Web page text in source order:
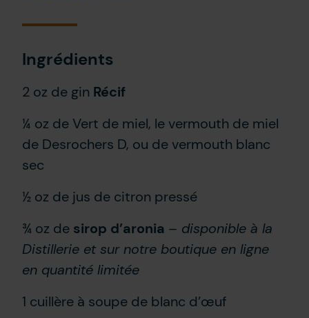
Ingrédients
2 oz de gin Récif
¼ oz de Vert de miel, le vermouth de miel
de Desrochers D, ou de vermouth blanc
sec
½ oz de jus de citron pressé
¾ oz de sirop d’aronia – disponible à la
Distillerie et sur notre boutique en ligne
en quantité limitée
1 cuillère à soupe de blanc d’œuf